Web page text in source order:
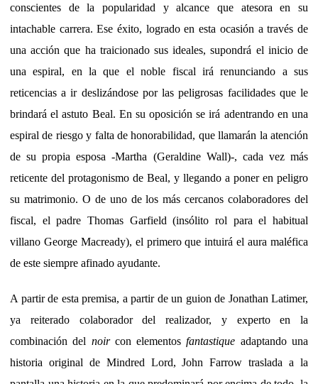
conscientes de la popularidad y alcance que atesora en su
intachable carrera. Ese éxito, logrado en esta ocasión a través de
una acción que ha traicionado sus ideales, supondrá el inicio de
una espiral, en la que el noble fiscal irá renunciando a sus
reticencias a ir deslizándose por las peligrosas facilidades que le
brindará el astuto Beal. En su oposición se irá adentrando en una
espiral de riesgo y falta de honorabilidad, que llamarán la atención
de su propia esposa -Martha (Geraldine Wall)-, cada vez más
reticente del protagonismo de Beal, y llegando a poner en peligro
su matrimonio. O de uno de los más cercanos colaboradores del
fiscal, el padre Thomas Garfield (insólito rol para el habitual
villano George Macready), el primero que intuirá el aura maléfica
de este siempre afinado ayudante.
A partir de esta premisa, a partir de un guion de Jonathan Latimer,
ya reiterado colaborador del realizador, y experto en la
combinación del noircon elementosfantastique adaptando una
historia original de Mindred Lord, John Farrow traslada a la